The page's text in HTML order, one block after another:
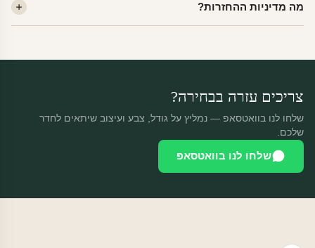
14:00 — יצאו באותו יום.
מה מדיניות ההחזרות?
צריכים עזרה בבחירה?
שלחו לנו בוואטסאפ — נמליץ על גודל, צבע ועיצוב שיתאים לחדר
שלכם.
שלחו לנו בוואטסאפ